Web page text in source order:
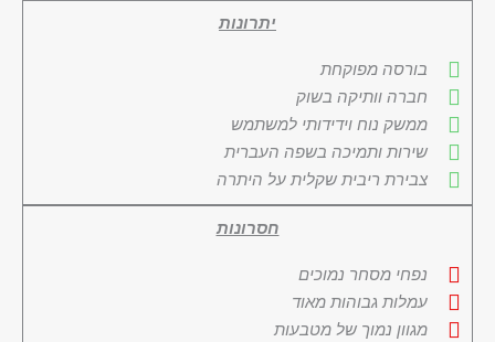
יתרונות
בורסה מפוקחת
חברה וותיקה בשוק
ממשק נוח וידידותי למשתמש
שירות ותמיכה בשפה העברית
צבירת ריבית שקלית על היתרה
חסרונות
נפחי מסחר נמוכים
עמלות גבוהות מאוד
מגוון נמוך של מטבעות